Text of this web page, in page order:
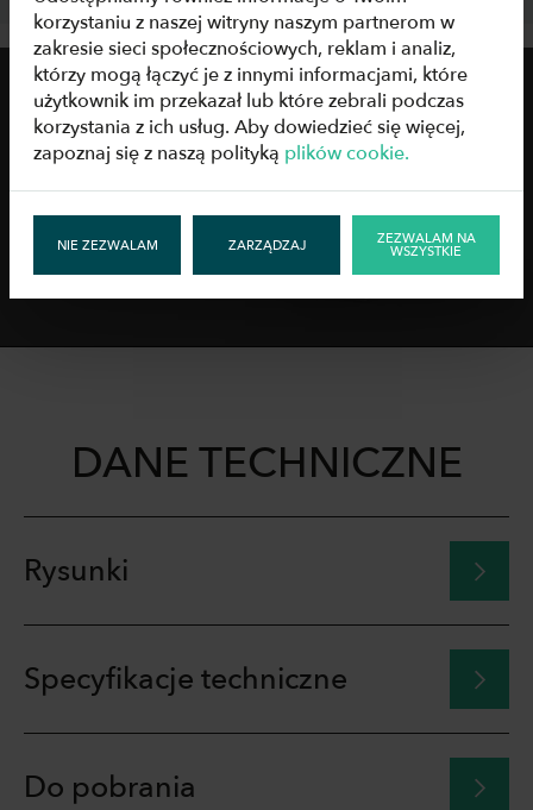
DANE TECHNICZNE
Rysunki
Specyfikacje techniczne
Do pobrania
korzystaniu z naszej witryny naszym partnerom w
zakresie sieci społecznościowych, reklam i analiz,
którzy mogą łączyć je z innymi informacjami, które
użytkownik im przekazał lub które zebrali podczas
korzystania z ich usług. Aby dowiedzieć się więcej,
zapoznaj się z naszą polityką plików cookie.
NIE ZEZWALAM ZARZĄDZAJ ZEZWALAM NA
WSZYSTKIE